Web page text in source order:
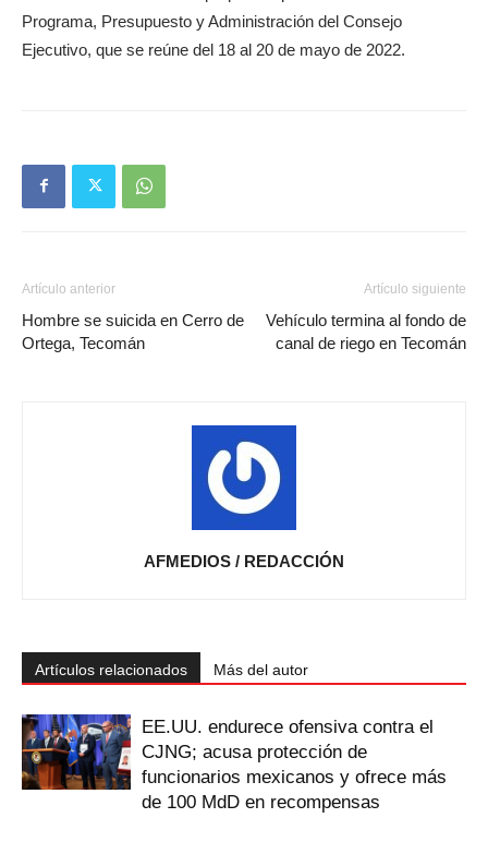
Programa, Presupuesto y Administración del Consejo
Ejecutivo, que se reúne del 18 al 20 de mayo de 2022.
Artículo anterior
Hombre se suicida en Cerro de
Ortega, Tecomán
Artículo siguiente
Vehículo termina al fondo de
canal de riego en Tecomán
AFMEDIOS / REDACCIÓN
Artículos relacionados Más del autor
EE.UU. endurece ofensiva contra el
CJNG; acusa protección de
funcionarios mexicanos y ofrece más
de 100 MdD en recompensas